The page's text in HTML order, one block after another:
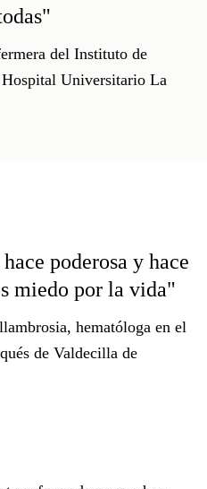
del Instituto de
Universitario La
poderosa y hace
miedo por la vida"
, hematóloga en el
de Valdecilla de